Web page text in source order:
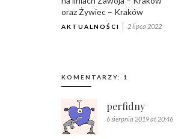
oraz Żywiec – Kraków
AKTUALNOŚCI 2 lipca 2022
KOMENTARZY: 1
perfidny
6 sierpnia 2019 at 20:46